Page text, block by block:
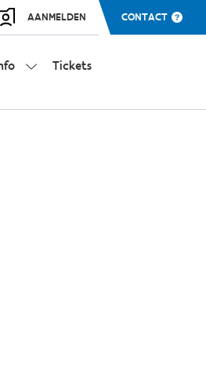
AANMELDEN CONTACT
Tickets